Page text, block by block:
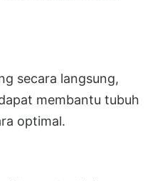
secara langsung,
membantu tubuh
optimal.